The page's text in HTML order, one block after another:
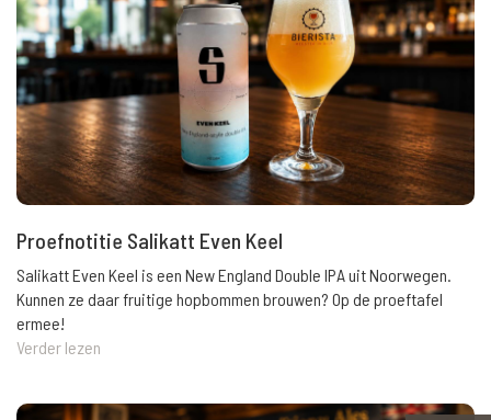
Proefnotitie Salikatt Even Keel
Salikatt Even Keel is een New England Double IPA uit Noorwegen.
Kunnen ze daar fruitige hopbommen brouwen? Op de proeftafel
ermee!
Verder lezen